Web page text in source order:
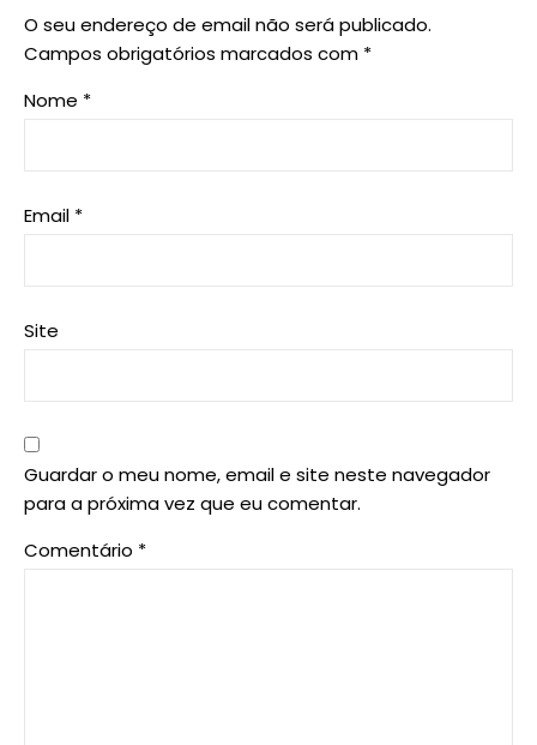
O seu endereço de email não será publicado.
Campos obrigatórios marcados com *
Nome *
Email *
Site
Guardar o meu nome, email e site neste navegador
para a próxima vez que eu comentar.
Comentário *